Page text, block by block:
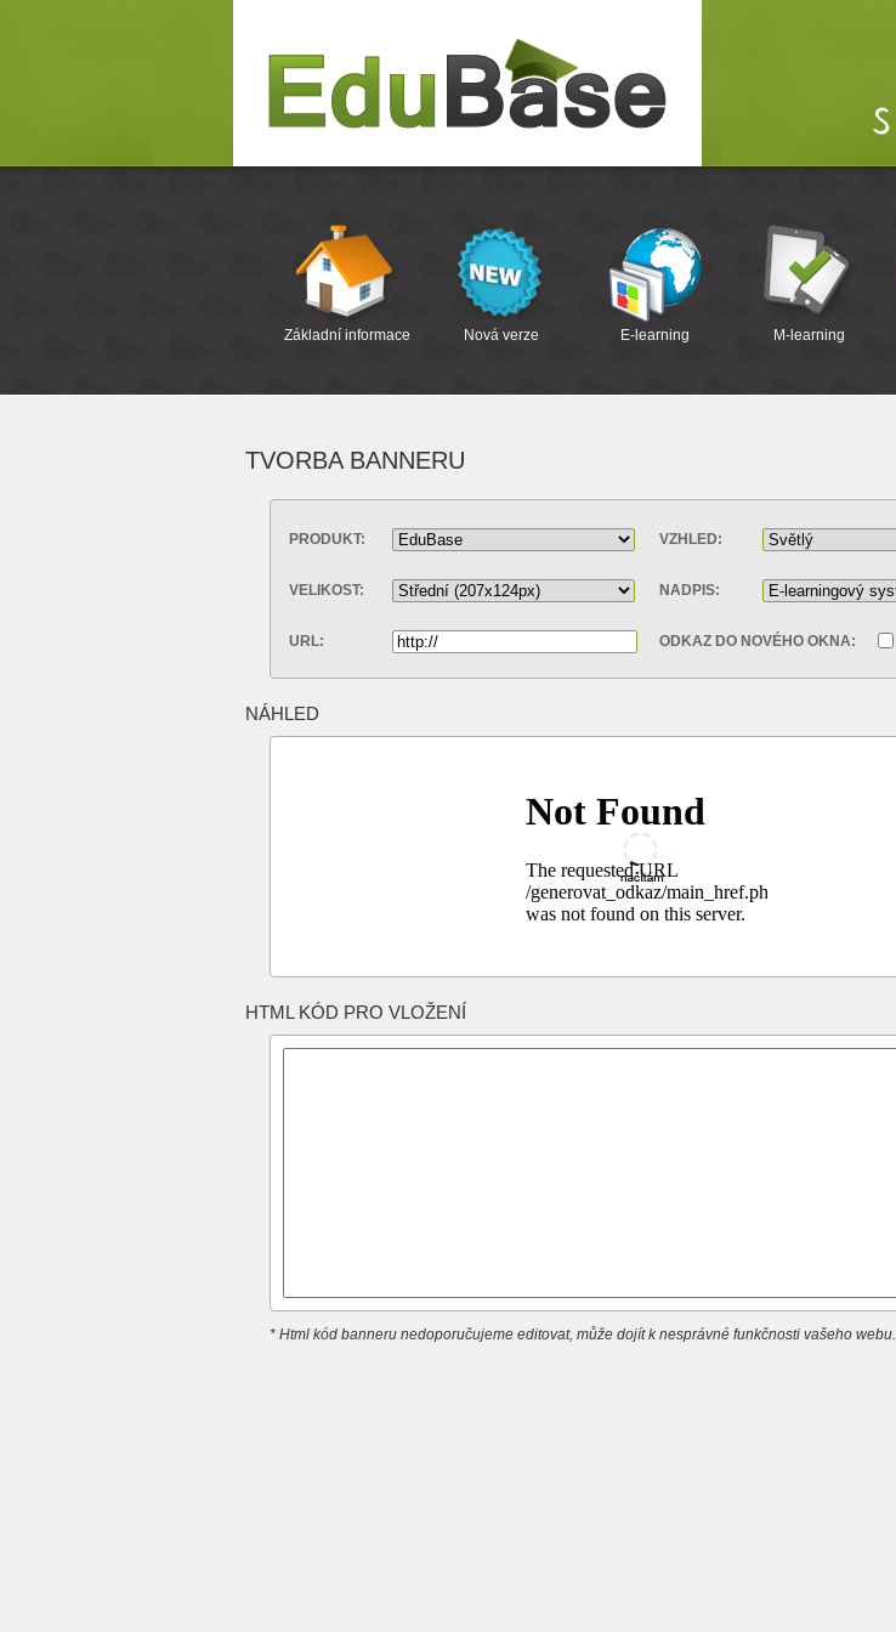
Základní informace Nová verze E-learning M-learning
TVORBA BANNERU
PRODUKT: VZHLED:
VELIKOST: NADPIS:
URL: ODKAZ DO NOVÉHO OKNA:
NÁHLED
HTML KÓD PRO VLOŽENÍ
* Html kód banneru nedoporučujeme editovat, může dojít k nesprávné funkčnosti vašeho webu.